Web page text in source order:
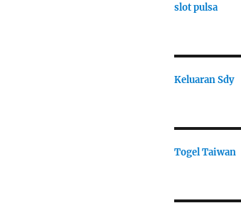
slot pulsa
Keluaran Sdy
Togel Taiwan